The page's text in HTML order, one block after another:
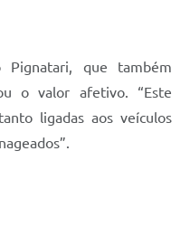
Pignatari, que também
o valor afetivo. “Este
ligadas aos veículos